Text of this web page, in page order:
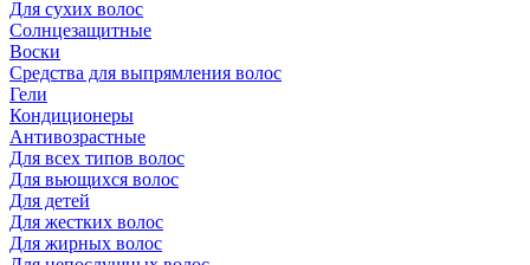
Для сухих волос
Солнцезащитные
Воски
Средства для выпрямления волос
Гели
Кондиционеры
Антивозрастные
Для всех типов волос
Для вьющихся волос
Для детей
Для жестких волос
Для жирных волос